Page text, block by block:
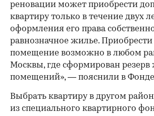
реновации может приобрести
квартиру только в течение двух
оформления его права
равнозначное жилье.
помещение возможно в любом
Москвы, где сформирован
помещений», — пояснили в
Выбрать квартиру в другом
из специального квартирного